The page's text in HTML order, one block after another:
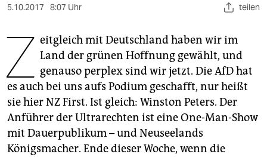
wahrheit
verlag
verlag
veranstaltungen
shop
5.10.2017 8:07 Uhr teilen
Z eitgleich mit Deutschland haben wir im
Land der grünen Hoffnung gewählt, und
genauso perplex sind wir jetzt. Die AfD hat
es auch bei uns aufs Podium geschafft, nur heißt
sie hier NZ First. Ist gleich: Winston Peters. Der
Anführer der Ultrarechten ist eine One-Man-Show
mit Dauerpublikum – und Neuseelands
Königsmacher. Ende dieser Woche, wenn die